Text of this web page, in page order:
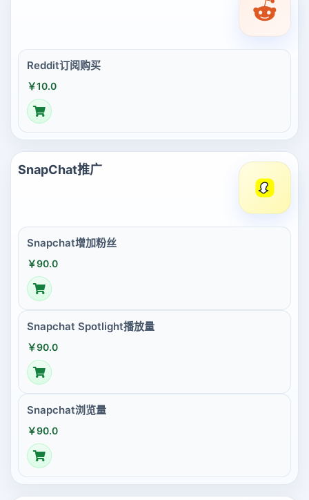
Reddit订阅购买
￥10.0
SnapChat推广
Snapchat增加粉丝
￥90.0
Snapchat Spotlight播放量
￥90.0
Snapchat浏览量
￥90.0